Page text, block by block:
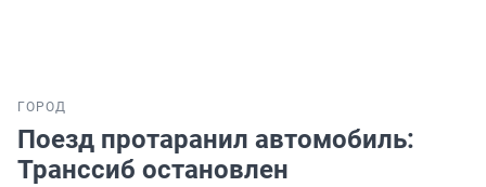
ГОРОД
Поезд протаранил автомобиль:
Транссиб остановлен